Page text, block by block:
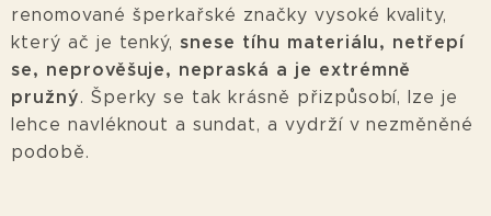
renomované šperkařské značky vysoké kvality,
který ač je tenký,snese tíhu materiálu, netřepí
se, neprověšuje, nepraská a je extrémně
pružný. Šperky se tak krásně přizpůsobí, lze je
lehce navléknout a sundat, a vydrží v nezměněné
podobě.